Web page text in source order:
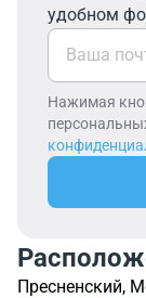
удобном
Нажимая
Пресненский,